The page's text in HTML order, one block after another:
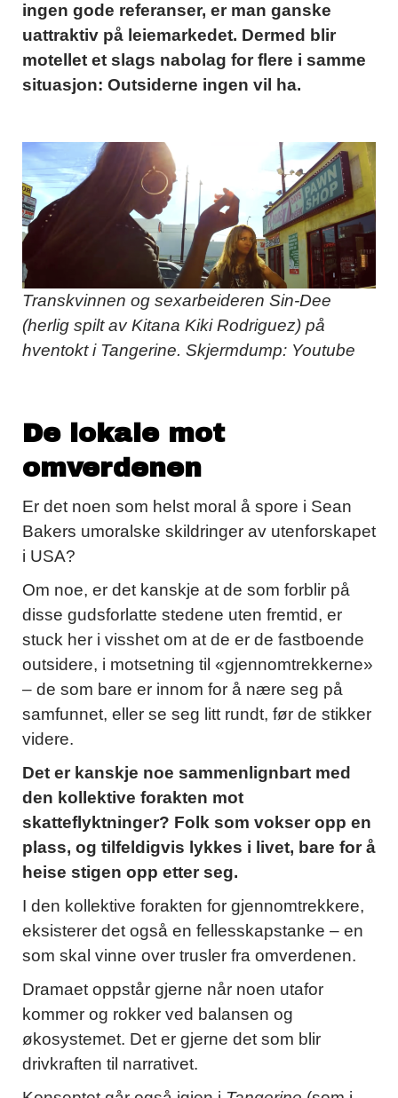
ingen gode referanser, er man ganske
uattraktiv på leiemarkedet. Dermed blir
motellet et slags nabolag for flere i samme
situasjon: Outsiderne ingen vil ha.
Transkvinnen og sexarbeideren Sin-Dee
(herlig spilt av Kitana Kiki Rodriguez) på
hventokt i Tangerine. Skjermdump: Youtube
De lokale mot
omverdenen
Er det noen som helst moral å spore i Sean
Bakers umoralske skildringer av utenforskapet
i USA?
Om noe, er det kanskje at de som forblir på
disse gudsforlatte stedene uten fremtid, er
stuck her i visshet om at de er de fastboende
outsidere, i motsetning til «gjennomtrekkerne»
– de som bare er innom for å nære seg på
samfunnet, eller se seg litt rundt, før de stikker
videre.
Det er kanskje noe sammenlignbart med
den kollektive forakten mot
skatteflyktninger? Folk som vokser opp en
plass, og tilfeldigvis lykkes i livet, bare for å
heise stigen opp etter seg.
I den kollektive forakten for gjennomtrekkere,
eksisterer det også en fellesskapstanke – en
som skal vinne over trusler fra omverdenen.
Dramaet oppstår gjerne når noen utafor
kommer og rokker ved balansen og
økosystemet. Det er gjerne det som blir
drivkraften til narrativet.